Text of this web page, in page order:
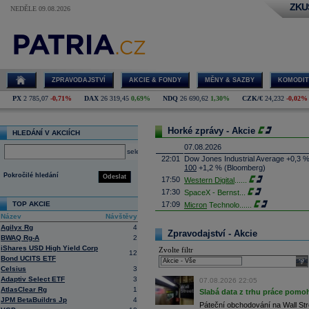
NEDĚLE 09.08.2026
ZPRAVODAJSTVÍ AKCIE & FONDY MĚNY & SAZBY
PX 2 785,07 -0,71% DAX 26 319,45 0,69% NDQ 26 690,62 1,30% CZK/€ 24,232 -0,02%
HLEDÁNÍ V AKCIÍCH
select
Odeslat
Pokročilé hledání
TOP AKCIE
Název
Návštěvy
Agilyx Rg
4
BWAQ Rg-A
2
iShares USD High Yield Corp
Bond UCITS ETF
12
Celsius
3
Adaptiv Select ETF
3
AtlasClear Rg
1
JPM BetaBuildrs Jp
4
Horké zprávy - Akcie
07.08.2026
22:01
Dow Jones Industrial Average +0,3
100 +1,2 % (Bloomberg)
17:50 Western Digital
17:30 SpaceX - Bernst
17:09 Micron Technolo
16:26
Objem obchodů s akciemi na
obchodů za poslední rok je 0,665
16:23 Zvýšení výroby balistických střel
nějakou dobu potrvá. Agentuře
Armin Papperger. Společná výroba
doplnit arzenál Spojeným státům,
(ČTK)
16:07 Conocophillips
Zpravodajství - Akcie
Zvolte filtr
07.08.2026 22:05
Slabá data z trhu práce
Páteční obchodování na Wall